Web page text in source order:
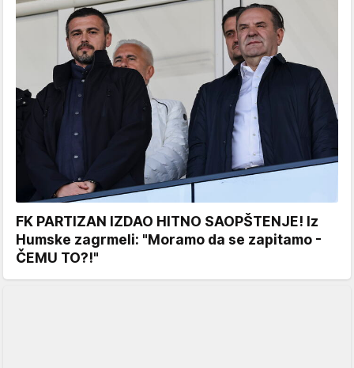
FK PARTIZAN IZDAO HITNO SAOPŠTENJE! Iz
Humske zagrmeli: "Moramo da se zapitamo -
ČEMU TO?!"